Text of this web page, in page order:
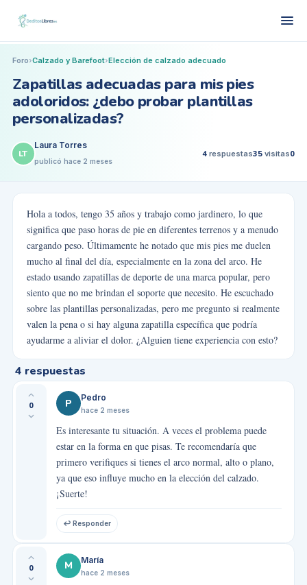
Foro›Calzado y Barefoot›Elección de calzado adecuado
Zapatillas adecuadas para mis pies
adoloridos: ¿debo probar plantillas
personalizadas?
LT
Laura Torres
publicó hace 2 meses
4 respuestas35 visitas0
Hola a todos, tengo 35 años y trabajo como jardinero, lo que
significa que paso horas de pie en diferentes terrenos y a menudo
cargando peso. Últimamente he notado que mis pies me duelen
mucho al final del día, especialmente en la zona del arco. He
estado usando zapatillas de deporte de una marca popular, pero
siento que no me brindan el soporte que necesito. He escuchado
sobre las plantillas personalizadas, pero me pregunto si realmente
valen la pena o si hay alguna zapatilla específica que podría
ayudarme a aliviar el dolor. ¿Alguien tiene experiencia con esto?
4 respuestas
0 P Pedro
hace 2 meses
Es interesante tu situación. A veces el problema puede
estar en la forma en que pisas. Te recomendaría que
primero verifiques si tienes el arco normal, alto o plano,
ya que eso influye mucho en la elección del calzado.
¡Suerte!
↩ Responder
0 M María
hace 2 meses